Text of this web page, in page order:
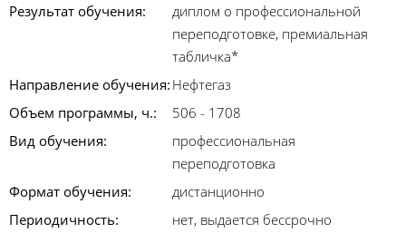
Результат обучения:
диплом о профессиональной
переподготовке, премиальная
табличка*
Направление обучения: Нефтегаз
Объем программы, ч.:
506 - 1708
Вид обучения:
профессиональная
переподготовка
Формат обучения:
дистанционно
Периодичность:
нет, выдается бессрочно